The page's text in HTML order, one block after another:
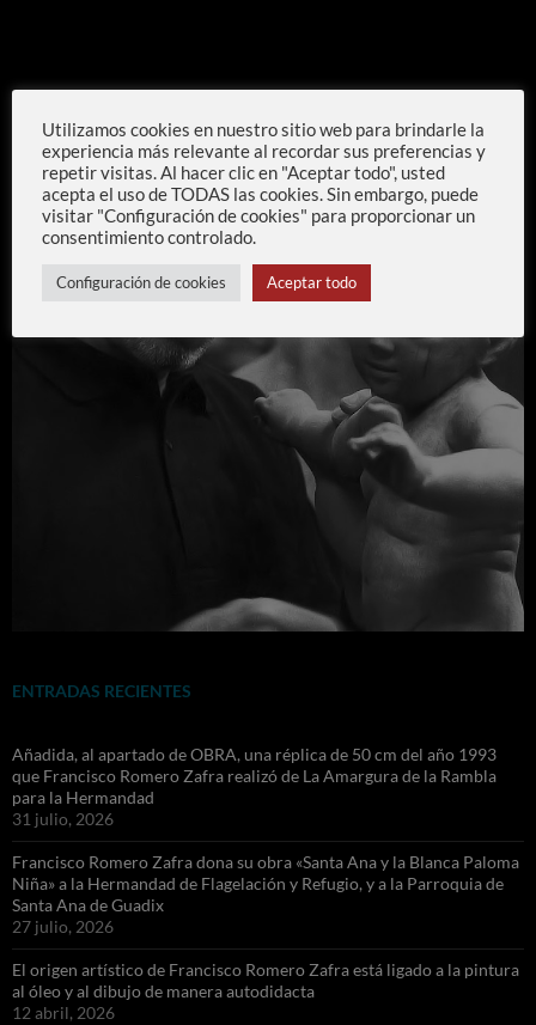
ENTRADAS RECIENTES
Añadida, al apartado de OBRA, una réplica de 50 cm del año 1993
que Francisco Romero Zafra realizó de La Amargura de la Rambla
para la Hermandad
31 julio, 2026
Francisco Romero Zafra dona su obra «Santa Ana y la Blanca Paloma
Niña» a la Hermandad de Flagelación y Refugio, y a la Parroquia de
Santa Ana de Guadix
27 julio, 2026
El origen artístico de Francisco Romero Zafra está ligado a la pintura
al óleo y al dibujo de manera autodidacta
12 abril, 2026
Utilizamos cookies en nuestro sitio web para brindarle la
experiencia más relevante al recordar sus preferencias y
repetir visitas. Al hacer clic en "Aceptar todo", usted
acepta el uso de TODAS las cookies. Sin embargo, puede
visitar "Configuración de cookies" para proporcionar un
consentimiento controlado.
Configuración de cookies Aceptar todo